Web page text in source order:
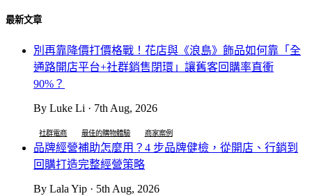
最新文章
別再靠降價打價格戰！花店與《浪島》飾品如何靠「全
通路開店平台+社群銷售閉環」讓舊客回購率直衝
90%？
By Luke Li · 7th Aug, 2026
社群電商 最佳的購物體驗 商家案例
品牌經營補助怎麼用？4 步品牌健檢，從開店、行銷到
回購打造完整經營策略
By Lala Yip · 5th Aug, 2026